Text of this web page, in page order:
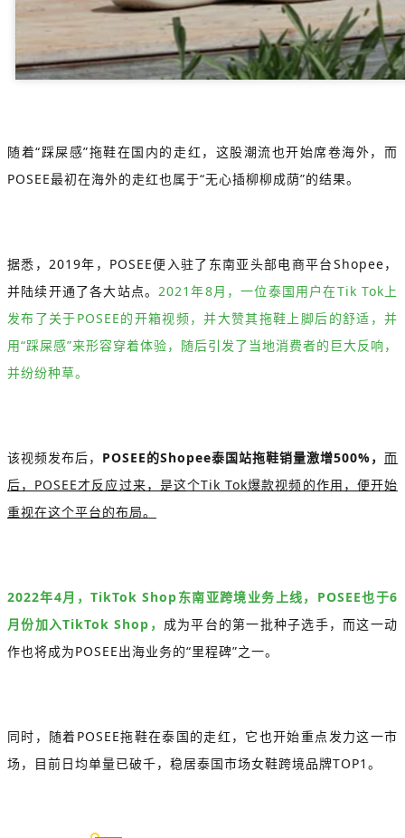
随着“踩屎感”拖鞋在国内的走红，这股潮流也开始席卷海外，而
POSEE最初在海外的走红也属于“无心插柳柳成荫”的结果。
据悉，2019年，POSEE便入驻了东南亚头部电商平台Shopee，
并陆续开通了各大站点。 2021年8月，一位泰国用户在Tik Tok上
发布了关于POSEE的开箱视频，并大赞其拖鞋上脚后的舒适，并
用“踩屎感”来形容穿着体验，随后引发了当地消费者的巨大反响，
并纷纷种草。
该视频发布后， POSEE的Shopee泰国站拖鞋销量激增500%， 而
后，POSEE才反应过来，是这个Tik Tok爆款视频的作用，便开始
重视在这个平台的布局。
2022年4月，TikTok Shop东南亚跨境业务上线，POSEE也于6
月份加入TikTok Shop， 成为平台的第一批种子选手，而这一动
作也将成为POSEE出海业务的“里程碑”之一。
同时，随着POSEE拖鞋在泰国的走红，它也开始重点发力这一市
场，目前日均单量已破千，稳居泰国市场女鞋跨境品牌TOP1。